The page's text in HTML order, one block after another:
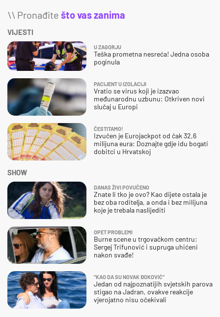
\\ Pronađite što vas zanima
VIJESTI
U ZAGORJU
Teška prometna nesreća! Jedna osoba
poginula
PACIJENT U IZOLACIJI
Vratio se virus koji je izazvao
međunarodnu uzbunu: Otkriven novi
slučaj u Europi
ČESTITAMO!
Izvučen je Eurojackpot od čak 32,6
milijuna eura: Doznajte gdje idu bogati
dobitci u Hrvatskoj
SHOW
DANAS ŽIVI POVUČENO
Znate li tko je ovo? Kao dijete ostala je
bez oba roditelja, a onda i bez milijuna
koje je trebala naslijediti
OPET PROBLEMI
Burne scene u trgovačkom centru:
Sergej Trifunović i supruga uhićeni
nakon svađe!
"KAO DA SU NOVAK ĐOKOVIĆ"
Jedan od najpoznatijih svjetskih parova
stigao na Jadran, ovakve reakcije
vjerojatno nisu očekivali